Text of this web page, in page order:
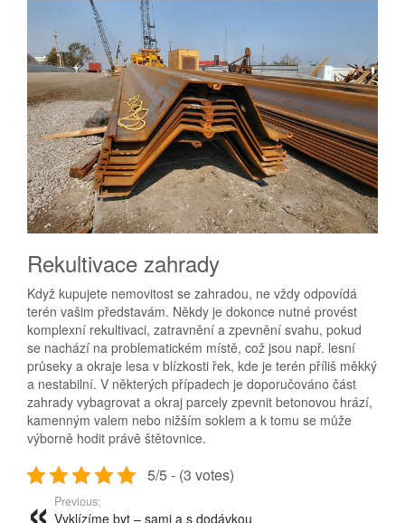
Rekultivace zahrady
Když kupujete nemovitost se zahradou, ne vždy odpovídá
terén vašim představám. Někdy je dokonce nutné provést
komplexní rekultivaci, zatravnění a zpevnění svahu, pokud
se nachází na problematickém místě, což jsou např. lesní
průseky a okraje lesa v blízkosti řek, kde je terén příliš měkký
a nestabilní. V některých případech je doporučováno část
zahrady vybagrovat a okraj parcely zpevnit betonovou hrází,
kamenným valem nebo nižším soklem a k tomu se může
výborně hodit právě štětovnice.
5/5 - (3 votes)
Previous:
Vyklízíme byt – sami a s dodávkou